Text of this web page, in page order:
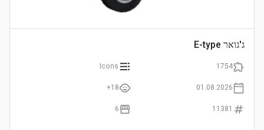
ג'גואר E-type
1754
Icons
01.08.2026
18+
11381
6